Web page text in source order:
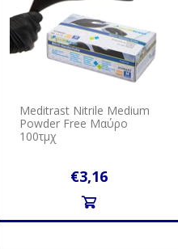
Meditrast Nitrile Medium
Powder Free Μαύρο
100τμχ
€3,16